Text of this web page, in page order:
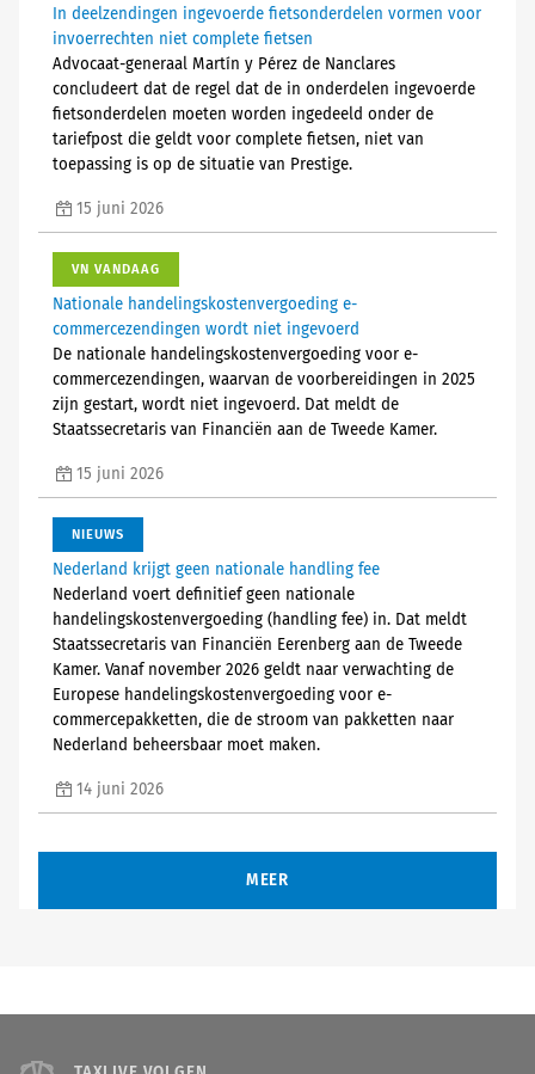
In deelzendingen ingevoerde fietsonderdelen vormen voor
invoerrechten niet complete fietsen
Advocaat-generaal Martín y Pérez de Nanclares
concludeert dat de regel dat de in onderdelen ingevoerde
fietsonderdelen moeten worden ingedeeld onder de
tariefpost die geldt voor complete fietsen, niet van
toepassing is op de situatie van Prestige.
15 juni 2026
VN VANDAAG
Nationale handelingskostenvergoeding e-
commercezendingen wordt niet ingevoerd
De nationale handelingskostenvergoeding voor e-
commercezendingen, waarvan de voorbereidingen in 2025
zijn gestart, wordt niet ingevoerd. Dat meldt de
Staatssecretaris van Financiën aan de Tweede Kamer.
15 juni 2026
NIEUWS
Nederland krijgt geen nationale handling fee
Nederland voert definitief geen nationale
handelingskostenvergoeding (handling fee) in. Dat meldt
Staatssecretaris van Financiën Eerenberg aan de Tweede
Kamer. Vanaf november 2026 geldt naar verwachting de
Europese handelingskostenvergoeding voor e-
commercepakketten, die de stroom van pakketten naar
Nederland beheersbaar moet maken.
14 juni 2026
MEER